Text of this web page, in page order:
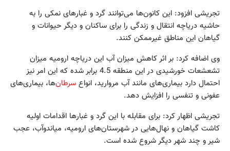
تجریشی افزود: این کانون‌ها می‌توانند گرد و غبارهای نمکی را به
حاشیه دریاچه انتقال و زندگی را برای ساکنان و دیگر حیوانات و
گیاهان این مناطق غیرممکن کنند.
وی اضافه کرد: بر اثر کاهش میزان آب این دریاچه ارومیه میزان
تشعشعات خورشیدی در این منطقه 4.5 برابر شده که این امر نیز
احتمال دارد بیماری‌های مانند آب مروارید، انواع سرطان‌ها، بیماری‌های
عفونی و تنفسی را افزایش دهد.
تجریشی اظهار کرد: برای مقابله با این گرد و غبارها اقدامات اولیه
کاشت گیاهان و نهال‌هایی در شهرستان‌های ارومیه، میاندوآب، عجب
شیر و چند شهر دیگر شروع شده است.